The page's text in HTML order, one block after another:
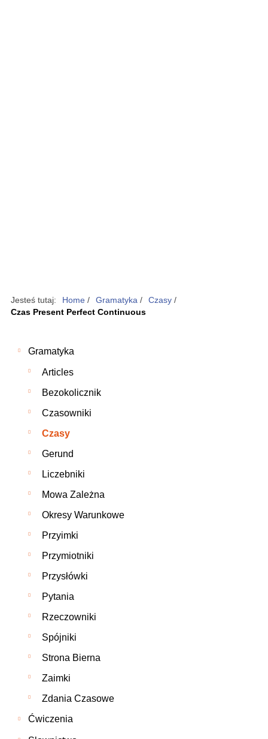
Jesteś tutaj: Home / Gramatyka / Czasy /
Czas Present Perfect Continuous
Gramatyka
Articles
Bezokolicznik
Czasowniki
Czasy
Gerund
Liczebniki
Mowa Zależna
Okresy Warunkowe
Przyimki
Przymiotniki
Przysłówki
Pytania
Rzeczowniki
Spójniki
Strona Bierna
Zaimki
Zdania Czasowe
Ćwiczenia